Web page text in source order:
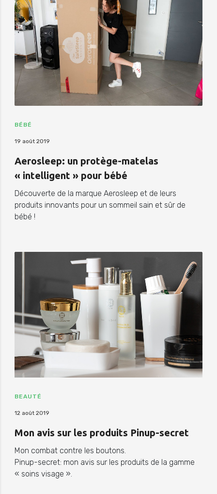
BÉBÉ
19 août 2019
Aerosleep: un protège-matelas
« intelligent » pour bébé
Découverte de la marque Aerosleep et de leurs
produits innovants pour un sommeil sain et sûr de
bébé !
BEAUTÉ
12 août 2019
Mon avis sur les produits Pinup-secret
Mon combat contre les boutons.
Pinup-secret: mon avis sur les produits de la gamme
« soins visage ».